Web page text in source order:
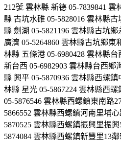
212號 雲林縣 新德 05-7839841
縣 古坑水碓 05-5828016 雲林縣
縣 劍湖 05-5821196 雲林縣古坑
廣濟 05-5264860 雲林縣古坑鄉東
林縣 五條港 05-6980428 雲林縣
新台西 05-6982903 雲林縣台西鄉
縣 興平 05-5870936 雲林縣西螺
林縣 星光 05-5867224 雲林縣西
05-5876546 雲林縣西螺鎮東南路
5866552 雲林縣西螺鎮河南里埔
5870525 雲林縣西螺鎮振興里振
5874084 雲林縣西螺鎮新豐里13